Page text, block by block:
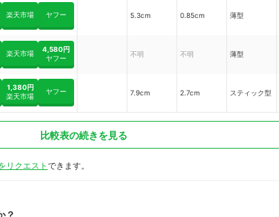
楽天市場 ヤフー 5.3cm 0.85cm 薄型
楽天市場
4,580円
ヤフー
不明 不明 薄型
1,380円
楽天市場
ヤフー 7.9cm 2.7cm スティック型
比較表の続きを見る
リクエストできます。
？